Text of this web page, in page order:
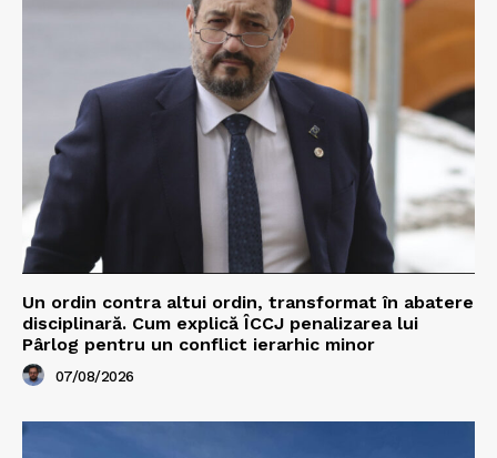
Un ordin contra altui ordin, transformat în abatere
disciplinară. Cum explică ÎCCJ penalizarea lui
Pârlog pentru un conflict ierarhic minor
07/08/2026